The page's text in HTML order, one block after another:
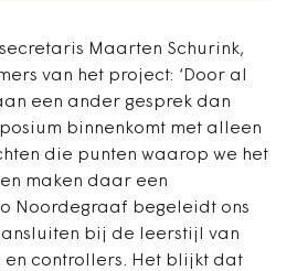
Maarten Schurink,
van het project: ‘Door al
een ander gesprek dan
binnenkomt met alleen
die punten waarop we het
maken daar een
Noordegraaf begeleidt ons
bij de leerstijl van
en controllers. Het blijkt dat